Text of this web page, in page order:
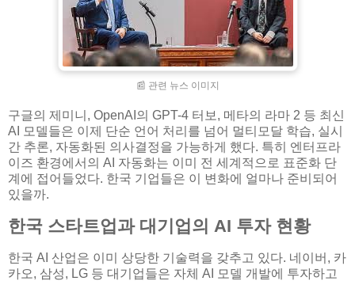
📰 관련 뉴스 이미지
구글의 제미니, OpenAI의 GPT-4 터보, 메타의 라마 2 등 최신
AI 모델들은 이제 단순 언어 처리를 넘어 멀티모달 학습, 실시
간 추론, 자동화된 의사결정을 가능하게 했다. 특히 엔터프라
이즈 환경에서의 AI 자동화는 이미 전 세계적으로 표준화 단
계에 접어들었다. 한국 기업들은 이 변화에 얼마나 준비되어
있을까.
한국 스타트업과 대기업의 AI 투자 현황
한국 AI 산업은 이미 상당한 기술력을 갖추고 있다. 네이버, 카
카오, 삼성, LG 등 대기업들은 자체 AI 모델 개발에 투자하고